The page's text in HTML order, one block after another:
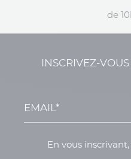
de
INSCRIVEZ-
En vous